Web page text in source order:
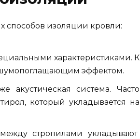
способов изоляции кровли:
характеристиками. К
эффектом.
акустическая система. Часто
который укладывается на
стропилами укладывают